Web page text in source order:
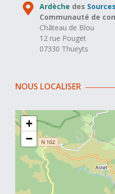
Ardèche des Sources
Communauté de
Château de Blou
12 rue Pouget
07330 Thueyts
NOUS LOCALISER
+
−